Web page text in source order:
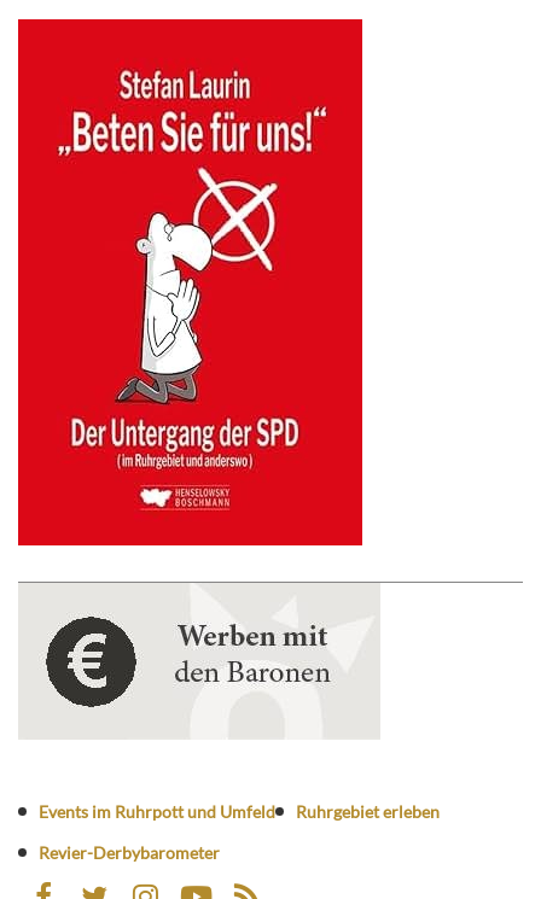
Events im Ruhrpott und Umfeld
Ruhrgebiet erleben
Revier-Derbybarometer